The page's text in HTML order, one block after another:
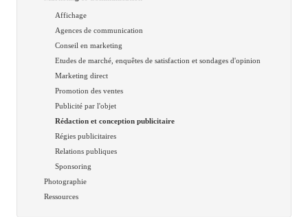
Affichage
Agences de communication
Conseil en marketing
Etudes de marché, enquêtes de satisfaction et sondages d'opinion
Marketing direct
Promotion des ventes
Publicité par l'objet
Rédaction et conception publicitaire
Régies publicitaires
Relations publiques
Sponsoring
Photographie
Ressources